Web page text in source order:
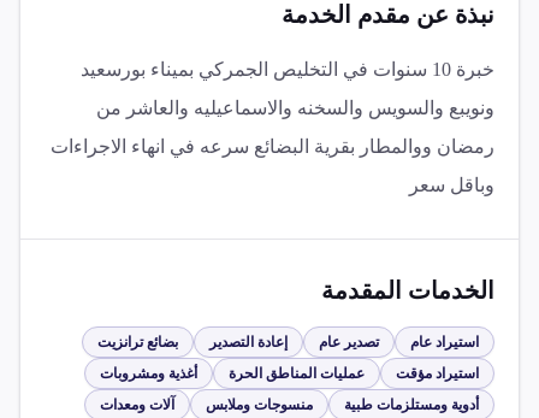
نبذة عن مقدم الخدمة
خبرة 10 سنوات في التخليص الجمركي بميناء بورسعيد
ونويبع والسويس والسخنه والاسماعيليه والعاشر من
رمضان ووالمطار بقرية البضائع سرعه في انهاء الاجراءات
وباقل سعر
الخدمات المقدمة
استيراد عام تصدير عام إعادة التصدير
بضائع ترانزيت
استيراد مؤقت
عمليات المناطق الحرة
أغذية ومشروبات
أدوية ومستلزمات طبية
منسوجات وملابس
آلات ومعدات